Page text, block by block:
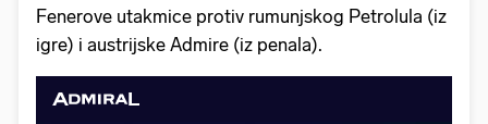
Fenerove utakmice protiv rumunjskog Petrolula (iz
igre) i austrijske Admire (iz penala).